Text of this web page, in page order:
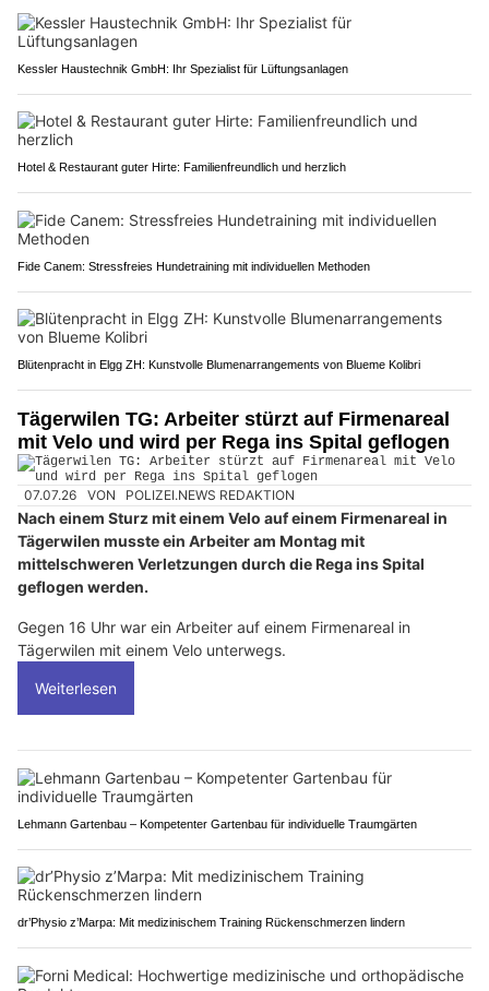
Kessler Haustechnik GmbH: Ihr Spezialist für Lüftungsanlagen
Hotel & Restaurant guter Hirte: Familienfreundlich und herzlich
Fide Canem: Stressfreies Hundetraining mit individuellen Methoden
Blütenpracht in Elgg ZH: Kunstvolle Blumenarrangements von Blueme Kolibri
Tägerwilen TG: Arbeiter stürzt auf Firmenareal
mit Velo und wird per Rega ins Spital geflogen
07.07.26 VON POLIZEI.NEWS REDAKTION
Nach einem Sturz mit einem Velo auf einem Firmenareal in
Tägerwilen musste ein Arbeiter am Montag mit
mittelschweren Verletzungen durch die Rega ins Spital
geflogen werden.
Gegen 16 Uhr war ein Arbeiter auf einem Firmenareal in
Tägerwilen mit einem Velo unterwegs.
Weiterlesen
Lehmann Gartenbau – Kompetenter Gartenbau für individuelle Traumgärten
dr’Physio z’Marpa: Mit medizinischem Training Rückenschmerzen lindern